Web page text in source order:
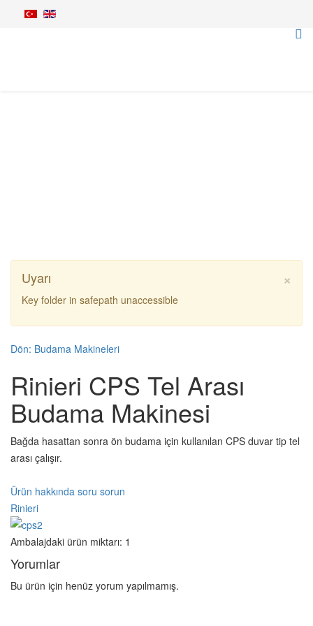
×
Uyarı
Key folder in safepath unaccessible
Dön: Budama Makineleri
Rinieri CPS Tel Arası
Budama Makinesi
Bağda hasattan sonra ön budama için kullanılan CPS duvar tip tel
arası çalışır.
Ürün hakkında soru sorun
Rinieri
Ambalajdaki ürün miktarı: 1
Yorumlar
Bu ürün için henüz yorum yapılmamış.